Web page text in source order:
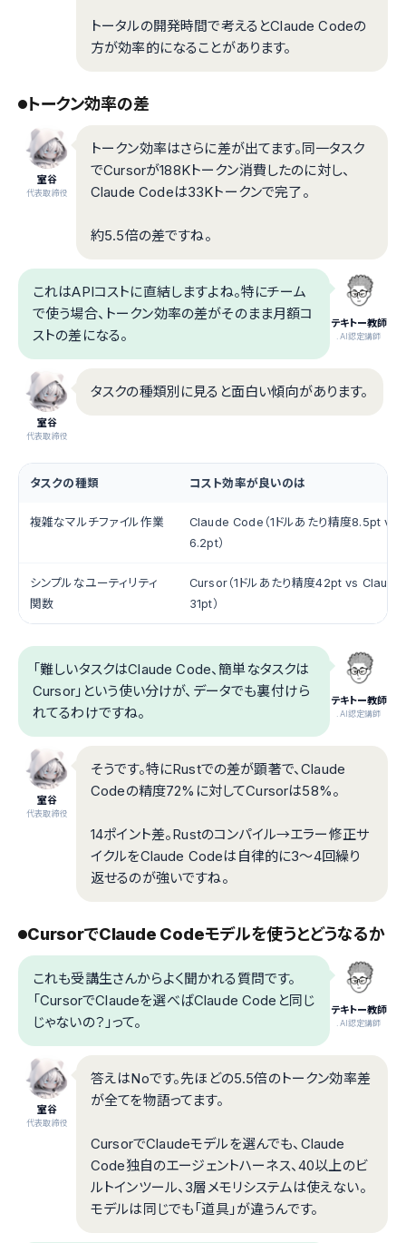
トータルの開発時間で考えるとClaude Codeの
方が効率的になることがあります。
トークン効率の差
室谷
代表取締役
トークン効率はさらに差が出てます。同一タスク
でCursorが188Kトークン消費したのに対し、
Claude Codeは33Kトークンで完了。
約5.5倍の差ですね。
テキトー教師
.AI認定講師
これはAPIコストに直結しますよね。特にチーム
で使う場合、トークン効率の差がそのまま月額コ
ストの差になる。
室谷
代表取締役
タスクの種類別に見ると面白い傾向があります。
タスクの種類 コスト効率が良いのは
複雑なマルチファイル作業
Claude Code（1ドルあたり精度8.5pt vs
6.2pt）
シンプルなユーティリティ
関数
Cursor（1ドルあたり精度42pt vs
31pt）
テキトー教師
.AI認定講師
「難しいタスクはClaude Code、簡単なタスクは
Cursor」という使い分けが、データでも裏付けら
れてるわけですね。
室谷
代表取締役
そうです。特にRustでの差が顕著で、Claude
Codeの精度72%に対してCursorは58%。
14ポイント差。Rustのコンパイル→エラー修正サ
イクルをClaude Codeは自律的に3〜4回繰り
返せるのが強いですね。
CursorでClaude Codeモデルを使うとどうなるか
テキトー教師
.AI認定講師
これも受講生さんからよく聞かれる質問です。
「CursorでClaudeを選べばClaude Codeと同じ
じゃないの？」って。
室谷
代表取締役
答えはNoです。先ほどの5.5倍のトークン効率差
が全てを物語ってます。
CursorでClaudeモデルを選んでも、Claude
Code独自のエージェントハーネス、40以上のビ
ルトインツール、3層メモリシステムは使えない。
モデルは同じでも「道具」が違うんです。